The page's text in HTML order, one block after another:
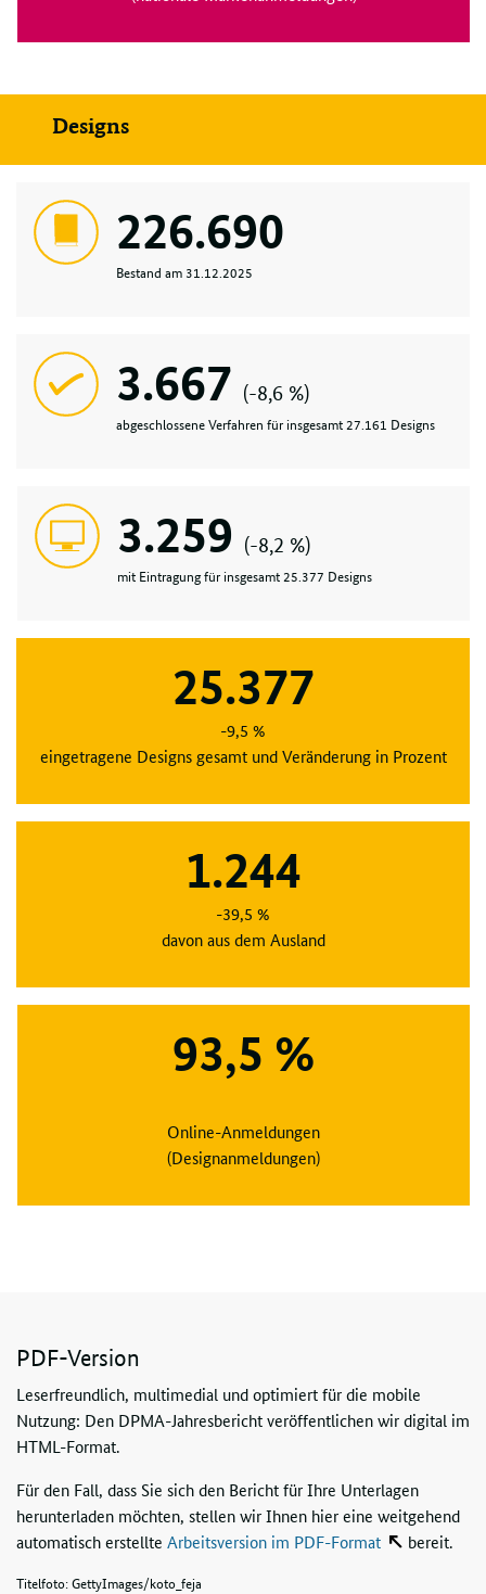
Designs
226.690
Bestand am 31.12.2025
3.667 (-8,6 %)
abgeschlossene Verfahren für insgesamt 27.161 Designs
3.259 (-8,2 %)
mit Eintragung für insgesamt 25.377 Designs
25.377
-9,5 %
eingetragene Designs gesamt und Veränderung in Prozent
1.244
-39,5 %
davon aus dem Ausland
93,5 %
Online-Anmeldungen
(Designanmeldungen)
PDF-Version
Leserfreundlich, multimedial und optimiert für die mobile
Nutzung: Den DPMA-Jahresbericht veröffentlichen wir digital im
HTML-Format.
Für den Fall, dass Sie sich den Bericht für Ihre Unterlagen
herunterladen möchten, stellen wir Ihnen hier eine weitgehend
automatisch erstellte Arbeitsversion im PDF-Format bereit.
Titelfoto: GettyImages/koto_feja